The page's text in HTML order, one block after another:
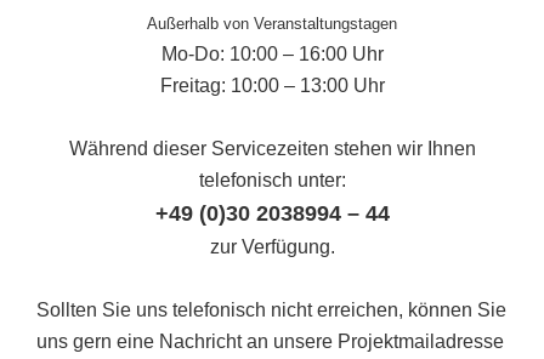
Außerhalb von Veranstaltungstagen
Mo-Do: 10:00 – 16:00 Uhr
Freitag: 10:00 – 13:00 Uhr
Während dieser Servicezeiten stehen wir Ihnen
telefonisch unter:
+49 (0)30 2038994 – 44
zur Verfügung.
Sollten Sie uns telefonisch nicht erreichen, können Sie
uns gern eine Nachricht an unsere Projektmailadresse